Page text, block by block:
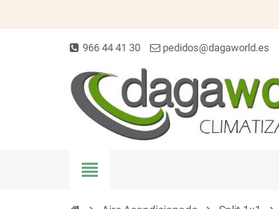
966 44 41 30 pedidos@dagaworld.es
view_headline